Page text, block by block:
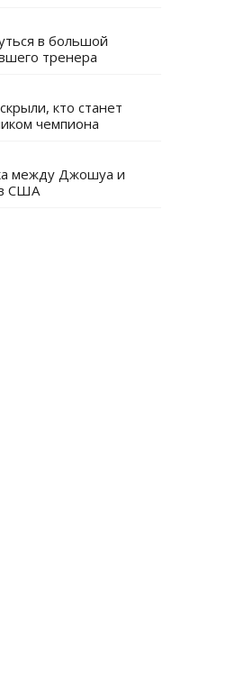
в большой
тренера
кто станет
чемпиона
между Джошуа и
США